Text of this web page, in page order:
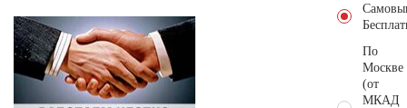
По
Москве
(от
МКАД